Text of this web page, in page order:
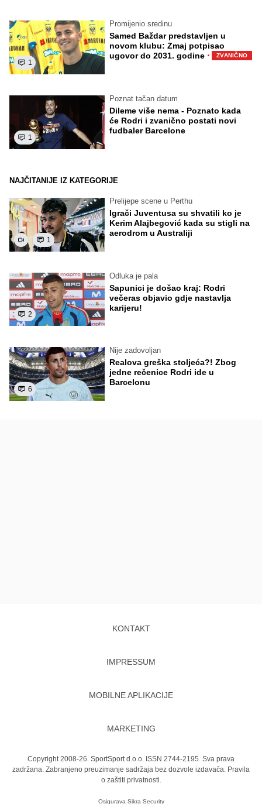
1
Promijenio sredinu
Samed Baždar predstavljen u
novom klubu: Zmaj potpisao
ugovor do 2031. godine · ZVANIČNO
1
Poznat tačan datum
Dileme više nema - Poznato kada
će Rodri i zvanično postati novi
fudbaler Barcelone
NAJČITANIJE IZ KATEGORIJE
1
Prelijepe scene u Perthu
Igrači Juventusa su shvatili ko je
Kerim Alajbegović kada su stigli na
aerodrom u Australiji
2
Odluka je pala
Sapunici je došao kraj: Rodri
večeras objavio gdje nastavlja
karijeru!
6
Nije zadovoljan
Realova greška stoljeća?! Zbog
jedne rečenice Rodri ide u
Barcelonu
KONTAKT
IMPRESSUM
MOBILNE APLIKACIJE
MARKETING
Copyright 2008-26. SportSport d.o.o. ISSN 2744-2195. Sva prava
zadržana. Zabranjeno preuzimanje sadržaja bez dozvole izdavača. Pravila
o zaštiti privatnosti.
Osigurava Sikra Security